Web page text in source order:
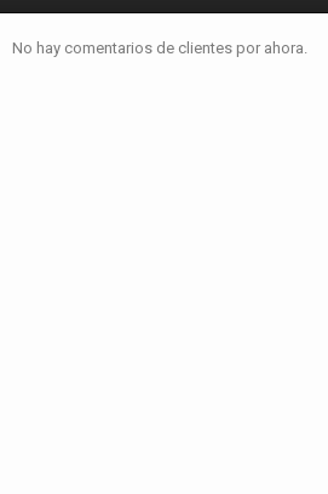
No hay comentarios de clientes por ahora.